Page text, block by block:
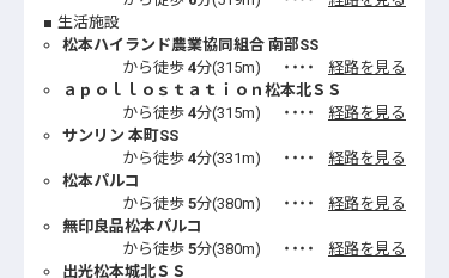
生活施設
松本ハイランド農業協同組合 南部SS
から徒歩 4分(315m) ・・・・
経路を見る
ａｐｏｌｌｏｓｔａｔｉｏｎ松本北ＳＳ
から徒歩 4分(315m) ・・・・
経路を見る
サンリン 本町SS
から徒歩 4分(331m) ・・・・
経路を見る
松本パルコ
から徒歩 5分(380m) ・・・・
経路を見る
無印良品松本パルコ
から徒歩 5分(380m) ・・・・
経路を見る
出光松本城北ＳＳ